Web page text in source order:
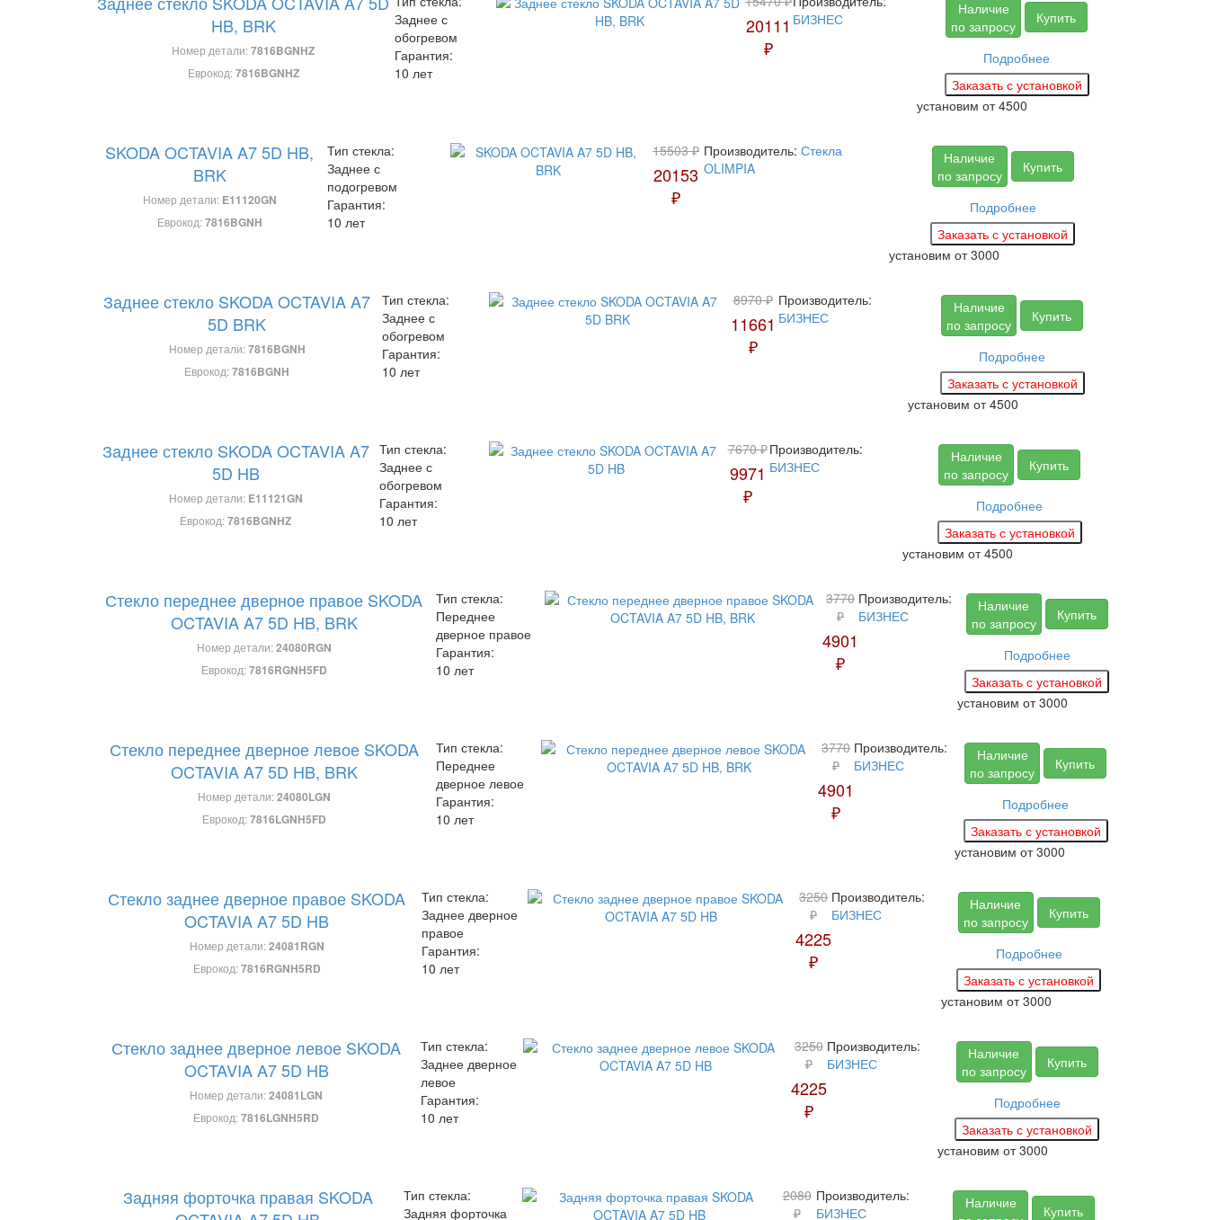
HB, BRK
Номер детали:7816BGNHZ
Еврокод:7816BGNHZ
Заднее с
обогревом
Гарантия:
10 лет
20111
₽
БИЗНЕС
Наличие
по запросу
Купить
Подробнее
установим от 4500
SKODA OCTAVIA A7 5D HB,
BRK
Номер детали: E11120GN
Еврокод:7816BGNH
Тип стекла:
Заднее с
подогревом
Гарантия:
10 лет
15503 ₽
20153
₽
Производитель: Стекла
OLIMPIA
Наличие
по запросу
Купить
Подробнее
установим от 3000
Заднее стекло SKODA OCTAVIA A7
5D BRK
Номер детали:7816BGNH
Еврокод:7816BGNH
Тип стекла:
Заднее с
обогревом
Гарантия:
10 лет
8970 ₽
11661
₽
Производитель:
БИЗНЕС
Наличие
по запросу
Купить
Подробнее
установим от 4500
Заднее стекло SKODA OCTAVIA A7
5D HB
Номер детали: E11121GN
Еврокод:7816BGNHZ
Тип стекла:
Заднее с
обогревом
Гарантия:
10 лет
7670 ₽
9971
₽
Производитель:
БИЗНЕС
Наличие
по запросу
Купить
Подробнее
установим от 4500
Стекло переднее дверное правое SKODA
OCTAVIA A7 5D HB, BRK
Номер детали:24080RGN
Еврокод:7816RGNH5FD
Тип стекла:
Переднее
дверное правое
Гарантия:
10 лет
3770
₽
4901
₽
Производитель:
БИЗНЕС
Наличие
по запросу
Купить
Подробнее
установим от 3000
Стекло переднее дверное левое SKODA
OCTAVIA A7 5D HB, BRK
Номер детали:24080LGN
Еврокод:7816LGNH5FD
Тип стекла:
Переднее
дверное левое
Гарантия:
10 лет
3770
₽
4901
₽
Производитель:
БИЗНЕС
Наличие
по запросу
Купить
Подробнее
установим от 3000
Стекло заднее дверное правое SKODA
OCTAVIA A7 5D HB
Номер детали:24081RGN
Еврокод:7816RGNH5RD
Тип стекла:
Заднее дверное
правое
Гарантия:
10 лет
3250
₽
4225
₽
Производитель:
БИЗНЕС
Наличие
по запросу
Купить
Подробнее
установим от 3000
Стекло заднее дверное левое SKODA
OCTAVIA A7 5D HB
Номер детали:24081LGN
Еврокод:7816LGNH5RD
Тип стекла:
Заднее дверное
левое
Гарантия:
10 лет
3250
₽
4225
₽
Производитель:
БИЗНЕС
Наличие
по запросу
Купить
Подробнее
установим от 3000
Задняя форточка правая SKODA
Тип стекла:
Задняя форточка
2080
₽
Производитель:
БИЗНЕС
Наличие
Купить